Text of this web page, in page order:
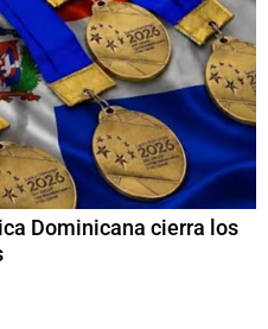
Dominicana cierra los